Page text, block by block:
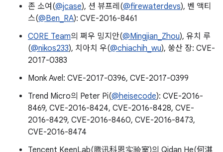
존 소여(@jcase), 션 뷰프레(@firewaterdevs), 벤 액티
스(@Ben_RA): CVE-2016-8461
C0RE Team의 쩌우 밍지안(@Mingjian_Zhou), 유치 루
(@nikos233), 치아치 우(@chiachih_wu), 쑹산 장: CVE-
2017-0383
Monk Avel: CVE-2017-0396, CVE-2017-0399
Trend Micro의 Peter Pi(@heisecode): CVE-2016-
8469, CVE-2016-8424, CVE-2016-8428, CVE-
2016-8429, CVE-2016-8460, CVE-2016-8473,
CVE-2016-8474
Tencent KeenLab(腾讯科恩实验室)의 Qidan He(何淇